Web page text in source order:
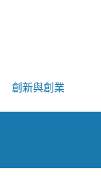
創新與創業